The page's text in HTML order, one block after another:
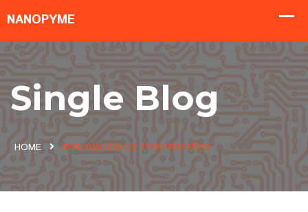
Single Blog
HOME RENOVACIÓN DE CONTRASEÑAS